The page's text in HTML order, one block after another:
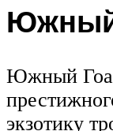
Южный Гоа
экзотику